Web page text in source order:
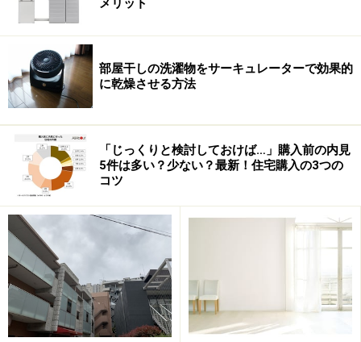
井戸に投身したという話まで、その死に方もいろいろ。
有名なのは岡本綺堂による物語のようです。
ところが番町以前に 「播州 （姫路） 皿屋敷」 というの
があって、こちらも皿が無くなったことを理由に 「お
菊」 さんが青山家の者に殺されます。また尼崎でも 「お
菊」 さんが青山家の家臣に殺されているようです。
江戸と播州などの青山家で３度も殺された 「お菊」 さん
は、さぞや怨めしいことと思います。
平将門
「将門の首塚」（千代田区大手町）
部屋干しの洗濯物をサーキュレーターで効果的
に乾燥させる方法
「じっくりと検討しておけば…」購入前の内見
5件は多い？少ない？最新！住宅購入の3つの
コツ